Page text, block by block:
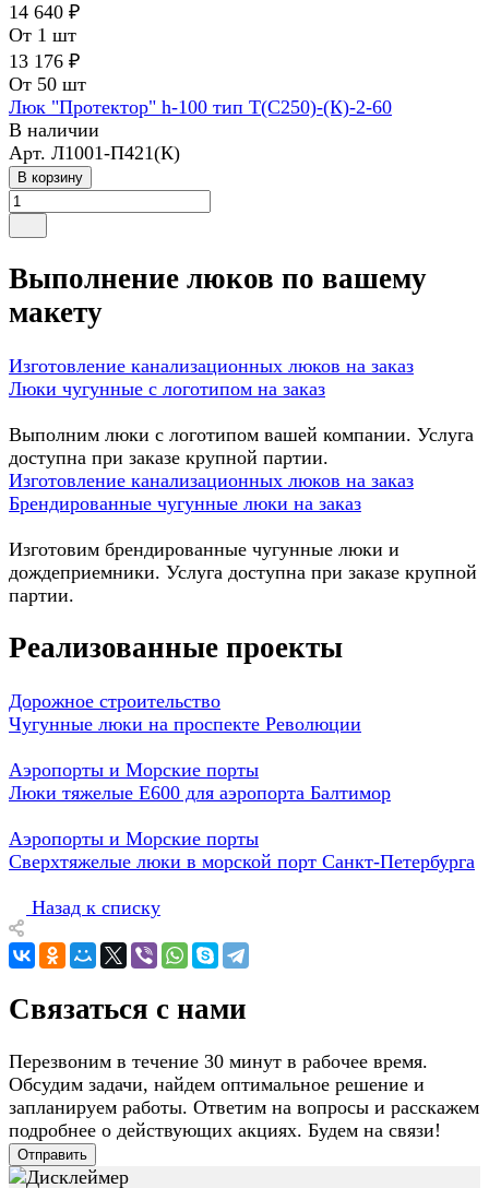
14 640 ₽
От 1 шт
13 176 ₽
От 50 шт
Люк "Протектор" h-100 тип Т(С250)-(К)-2-60
В наличии
Арт. Л1001-П421(К)
В корзину
Выполнение люков по вашему
макету
Изготовление канализационных люков на заказ
Люки чугунные с логотипом на заказ
Выполним люки с логотипом вашей компании. Услуга
доступна при заказе крупной партии.
Изготовление канализационных люков на заказ
Брендированные чугунные люки на заказ
Изготовим брендированные чугунные люки и
дождеприемники. Услуга доступна при заказе крупной
партии.
Реализованные проекты
Дорожное строительство
Чугунные люки на проспекте Революции
Аэропорты и Морские порты
Люки тяжелые E600 для аэропорта Балтимор
Аэропорты и Морские порты
Сверхтяжелые люки в морской порт Санкт-Петербурга
Назад к списку
Связаться с нами
Перезвоним в течение 30 минут в рабочее время.
Обсудим задачи, найдем оптимальное решение и
запланируем работы. Ответим на вопросы и расскажем
подробнее о действующих акциях. Будем на связи!
Отправить